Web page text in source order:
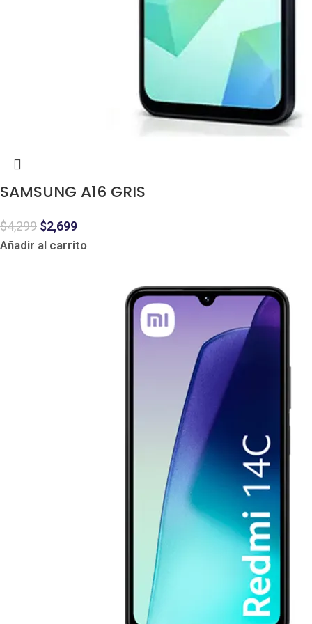
SAMSUNG A16 GRIS
$4,299 $2,699
Añadir al carrito